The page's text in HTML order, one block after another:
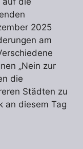
2025
am
„Nein zur
die
Städten zu
an diesem Tag